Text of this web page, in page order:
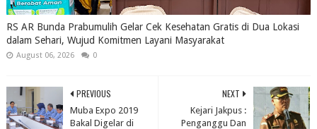
RS AR Bunda Prabumulih Gelar Cek Kesehatan Gratis di Dua Lokasi
dalam Sehari, Wujud Komitmen Layani Masyarakat
August 06, 2026 0
NEXT
Kejari Jakpus :
Penganggu Dan
PREVIOUS
Muba Expo 2019
Bakal Digelar di